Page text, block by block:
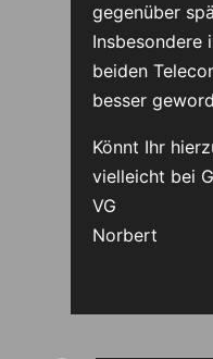
gegenüber
Insbesondere
beiden
besser
Könnt Ihr
vielleicht bei
VG
Norbert